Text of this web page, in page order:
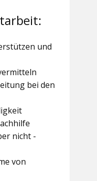
und
bei den
nicht -
von